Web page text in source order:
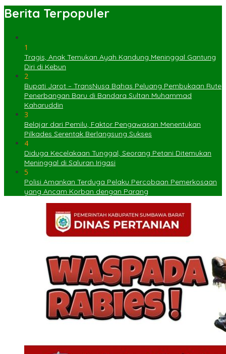
Berita Terpopuler
1
Tragis, Anak Temukan Ayah Kandung Meninggal Gantung
Diri di Kebun
2
Bupati Jarot – TransNusa Bahas Peluang Pembukaan Rute
Penerbangan Baru di Bandara Sultan Muhammad
Kaharuddin
3
Belajar dari Pemilu, Faktor Pengawasan Menentukan
Pilkades Serentak Berlangsung Sukses
4
Diduga Kecelakaan Tunggal, Seorang Petani Ditemukan
Meninggal di Saluran Irigasi
5
Polisi Amankan Terduga Pelaku Percobaan Pemerkosaan
yang Ancam Korban dengan Parang